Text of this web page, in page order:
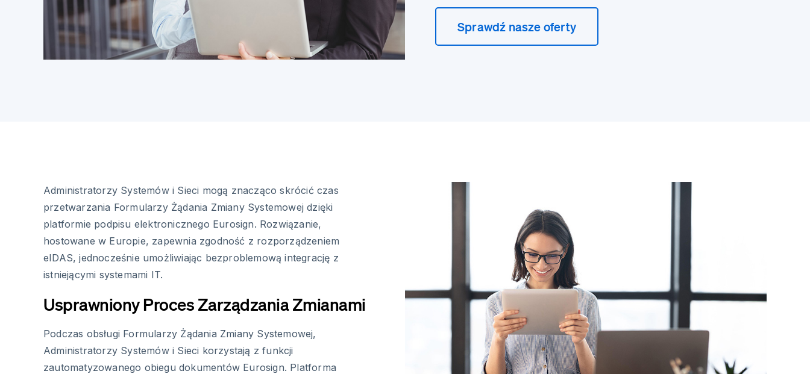
Sprawdź nasze oferty
Administratorzy Systemów i Sieci mogą znacząco skrócić czas
przetwarzania Formularzy Żądania Zmiany Systemowej dzięki
platformie podpisu elektronicznego Eurosign. Rozwiązanie,
hostowane w Europie, zapewnia zgodność z rozporządzeniem
eIDAS, jednocześnie umożliwiając bezproblemową integrację z
istniejącymi systemami IT.
Usprawniony Proces Zarządzania Zmianami
Podczas obsługi Formularzy Żądania Zmiany Systemowej,
Administratorzy Systemów i Sieci korzystają z funkcji
zautomatyzowanego obiegu dokumentów Eurosign. Platforma